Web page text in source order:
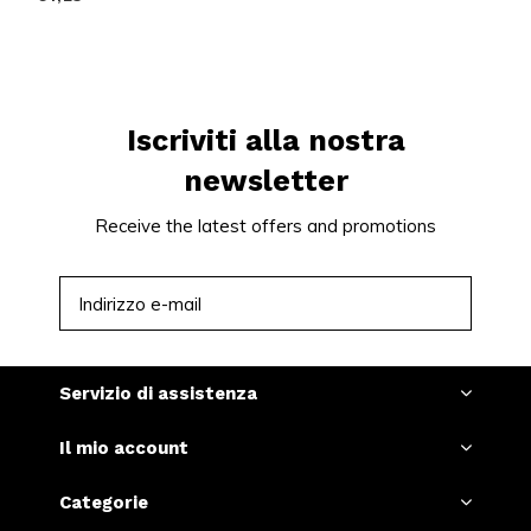
Iscriviti alla nostra
newsletter
Receive the latest offers and promotions
Servizio di assistenza
Il mio account
Categorie